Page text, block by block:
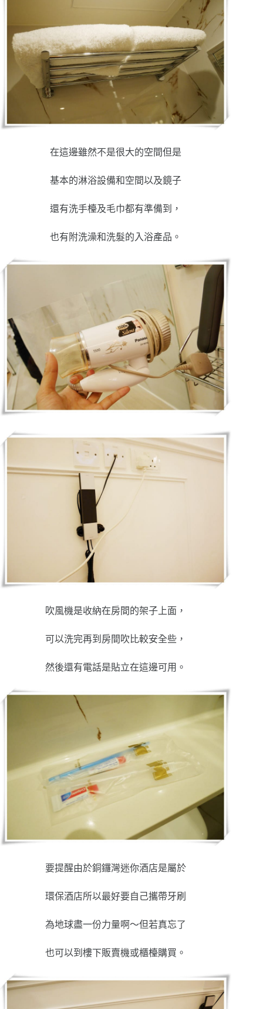
在這邊雖然不是很大的空間但是
基本的淋浴設備和空間以及鏡子
還有洗手檯及毛巾都有準備到，
也有附洗澡和洗髮的入浴產品。
吹風機是收納在房間的架子上面，
可以洗完再到房間吹比較安全些，
然後還有電話是貼立在這邊可用。
要提醒由於銅鑼灣迷你酒店是屬於
環保酒店所以最好要自己攜帶牙刷
為地球盡一份力量啊～但若真忘了
也可以到樓下販賣機或櫃檯購買。